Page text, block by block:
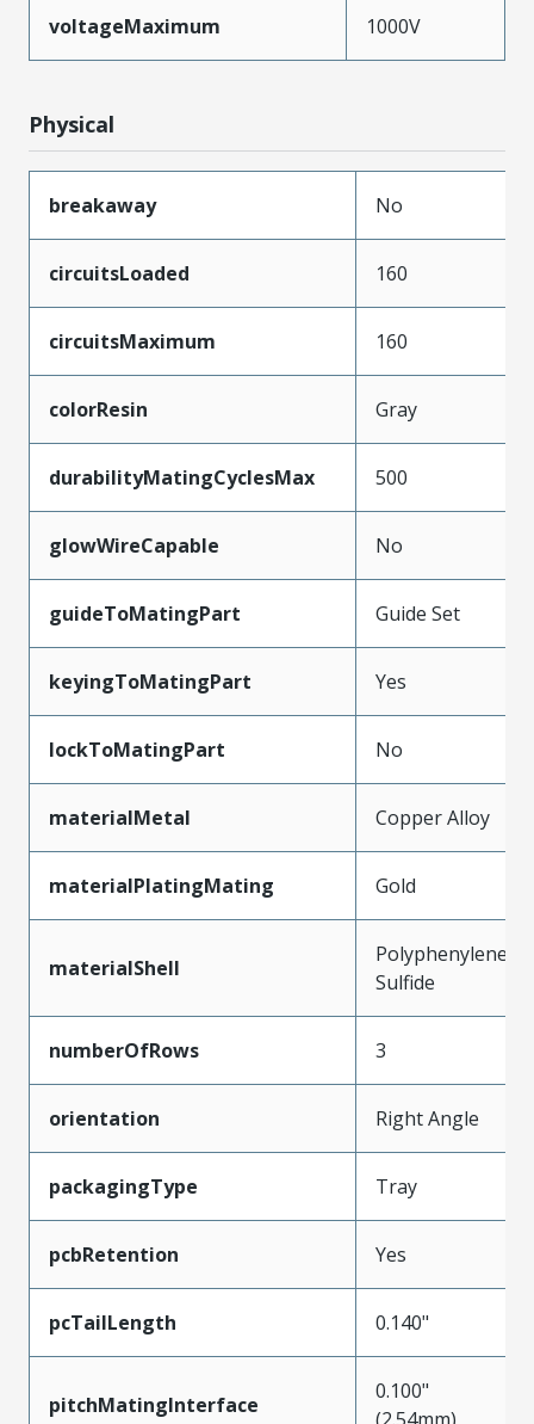
voltageMaximum 1000V
Physical
breakaway No
circuitsLoaded 160
circuitsMaximum 160
colorResin Gray
durabilityMatingCyclesMax 500
glowWireCapable No
guideToMatingPart Guide Set
keyingToMatingPart Yes
lockToMatingPart No
materialMetal Copper Alloy
materialPlatingMating Gold
materialShell
Polyphenylene
Sulfide
numberOfRows 3
orientation Right Angle
packagingType Tray
pcbRetention Yes
pcTailLength 0.140"
pitchMatingInterface
0.100"
(2.54mm)